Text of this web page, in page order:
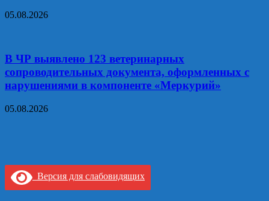
05.08.2026
В ЧР выявлено 123 ветеринарных
сопроводительных документа, оформленных с
нарушениями в компоненте «Меркурий»
05.08.2026
Версия для слабовидящих